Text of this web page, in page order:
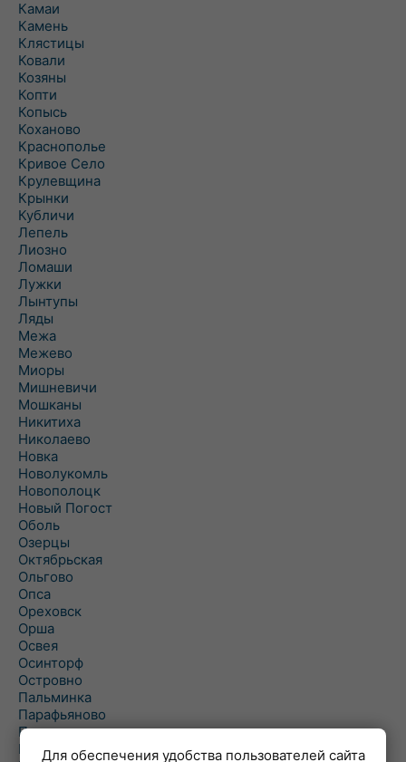
Камаи
Камень
Клястицы
Ковали
Козяны
Копти
Копысь
Коханово
Краснополье
Кривое Село
Крулевщина
Крынки
Кубличи
Лепель
Лиозно
Ломаши
Лужки
Лынтупы
Ляды
Межа
Межево
Миоры
Мишневичи
Мошканы
Никитиха
Николаево
Новка
Новолукомль
Новополоцк
Новый Погост
Оболь
Озерцы
Октябрьская
Ольгово
Опса
Ореховск
Орша
Освея
Осинторф
Островно
Пальминка
Парафьяново
Плисса
ПовятьеДля обеспечения удобства пользователей сайта